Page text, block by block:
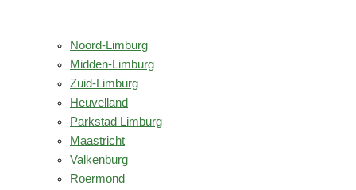
Noord-Limburg
Midden-Limburg
Zuid-Limburg
Heuvelland
Parkstad Limburg
Maastricht
Valkenburg
Roermond